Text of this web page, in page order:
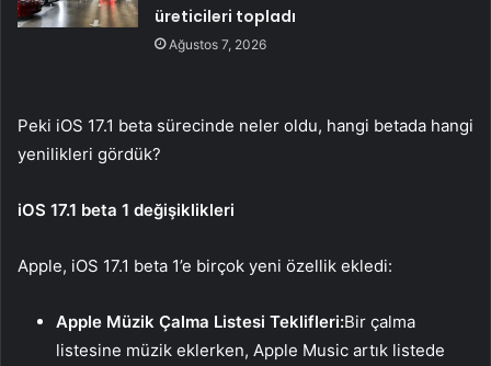
üreticileri topladı
Ağustos 7, 2026
Peki iOS 17.1 beta sürecinde neler oldu, hangi betada hangi
yenilikleri gördük?
iOS 17.1 beta 1 değişiklikleri
Apple, iOS 17.1 beta 1’e birçok yeni özellik ekledi:
Apple Müzik Çalma Listesi Teklifleri:Bir çalma
listesine müzik eklerken, Apple Music artık listede